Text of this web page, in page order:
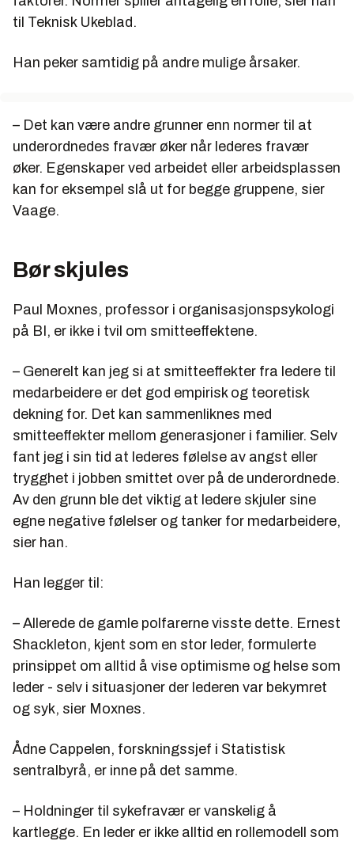
til Teknisk Ukeblad.
Han peker samtidig på andre mulige årsaker.
– Det kan være andre grunner enn normer til at
underordnedes fravær øker når lederes fravær
øker. Egenskaper ved arbeidet eller arbeidsplassen
kan for eksempel slå ut for begge gruppene, sier
Vaage.
Bør skjules
Paul Moxnes, professor i organisasjonspsykologi
på BI, er ikke i tvil om smitteeffektene.
– Generelt kan jeg si at smitteeffekter fra ledere til
medarbeidere er det god empirisk og teoretisk
dekning for. Det kan sammenliknes med
smitteeffekter mellom generasjoner i familier. Selv
fant jeg i sin tid at lederes følelse av angst eller
trygghet i jobben smittet over på de underordnede.
Av den grunn ble det viktig at ledere skjuler sine
egne negative følelser og tanker for medarbeidere,
sier han.
Han legger til:
– Allerede de gamle polfarerne visste dette. Ernest
Shackleton, kjent som en stor leder, formulerte
prinsippet om alltid å vise optimisme og helse som
leder - selv i situasjoner der lederen var bekymret
og syk, sier Moxnes.
Ådne Cappelen, forskningssjef i Statistisk
sentralbyrå, er inne på det samme.
– Holdninger til sykefravær er vanskelig å
kartlegge. En leder er ikke alltid en rollemodell som